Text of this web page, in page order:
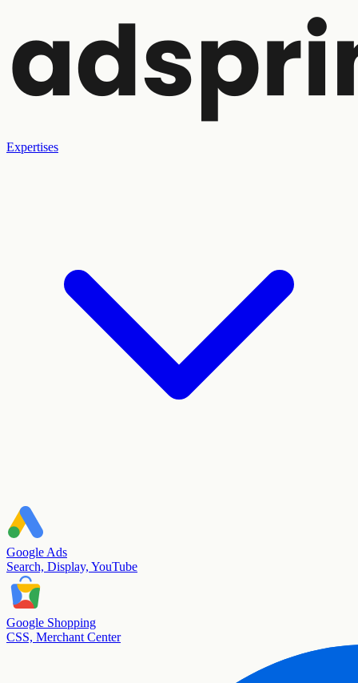
Expertises
Google Ads
Search, Display, YouTube
Google Shopping
CSS, Merchant Center